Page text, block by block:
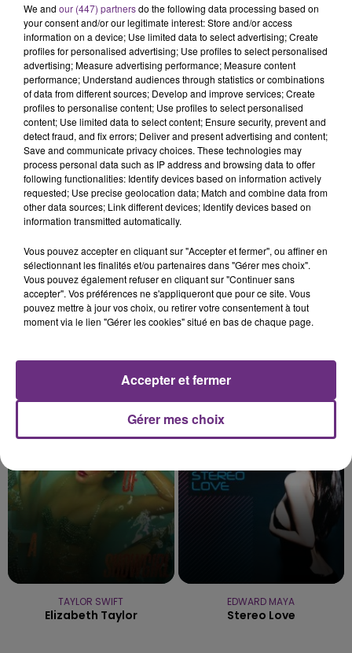
L'INSPECTION DU TRAVAIL RAPPELLE À
L'ORDRE SUR LES CONDITIONS DE...
Alors que les dates de début des vendange 2026
s'est avéré être plus précoce que prévu,
l'inspection du Travail en profite pour rappeler
les conditions de...
TITRES DIFFUSÉS
7h44
7h44
On Etait Beau Self Aware
7h33
7h33
TAYLOR SWIFT
Elizabeth Taylor
7h30
7h30
EDWARD MAYA
Stereo Love
We and our (447) partnersdo the following data processing based on
your consent and/or our legitimate interest: Store and/or access
information on a device; Use limited data to select advertising; Create
profiles for personalised advertising; Use profiles to select personalised
advertising; Measure advertising performance; Measure content
performance; Understand audiences through statistics or combinations
of data from different sources; Develop and improve services; Create
profiles to personalise content; Use profiles to select personalised
content; Use limited data to select content; Ensure security, prevent and
detect fraud, and fix errors; Deliver and present advertising and content;
Save and communicate privacy choices. These technologies may
process personal data such as IP address and browsing data to offer
following functionalities: Identify devices based on information actively
requested; Use precise geolocation data; Match and combine data from
other data sources; Link different devices; Identify devices based on
information transmitted automatically.
Vous pouvez accepter en cliquant sur "Accepter et fermer", ou affiner en
sélectionnant les finalités et/ou partenaires dans "Gérer mes choix".
Vous pouvez également refuser en cliquant sur "Continuer sans
accepter". Vos préférences ne s'appliqueront que pour ce site. Vous
pouvez mettre à jour vos choix, ou retirer votre consentement à tout
moment via le lien "Gérer les cookies" situé en bas de chaque page.
Gérer mes choix
Accepter et fermer